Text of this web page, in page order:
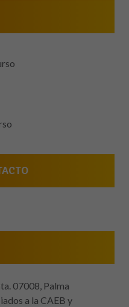
07008, Palma
a la CAEB y